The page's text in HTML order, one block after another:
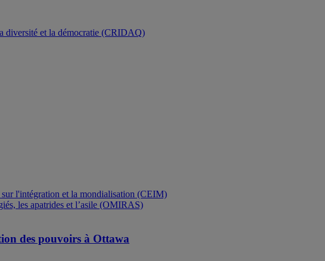
diversité et la démocratie (CRIDAQ)
des pouvoirs à Ottawa